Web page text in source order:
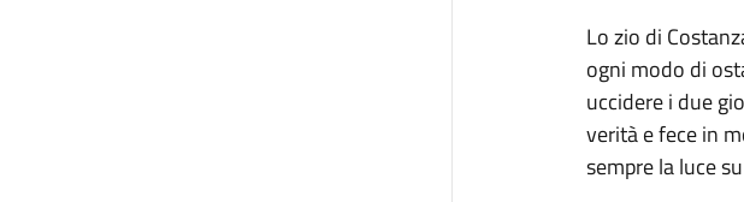
Lo zio di
ogni modo di
uccidere i due
verità e fece in
sempre la luce